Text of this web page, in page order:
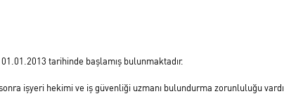
tarihinde başlamış bulunmaktadır.
işyeri hekimi ve iş güvenliği uzmanı bulundurma zorunluluğu